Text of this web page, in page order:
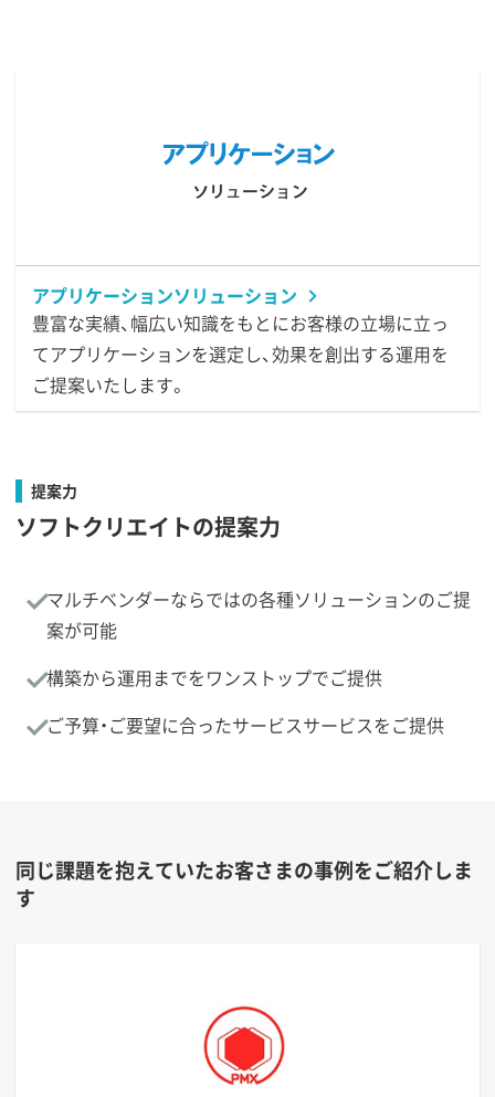
アプリケーションソリューション
豊富な実績、幅広い知識をもとにお客様の立場に立っ
てアプリケーションを選定し、効果を創出する運用を
ご提案いたします。
提案力
ソフトクリエイトの提案力
マルチベンダーならではの各種ソリューションのご提
案が可能
構築から運用までをワンストップでご提供
ご予算・ご要望に合ったサービスサービスをご提供
同じ課題を抱えていたお客さまの事例をご紹介しま
す